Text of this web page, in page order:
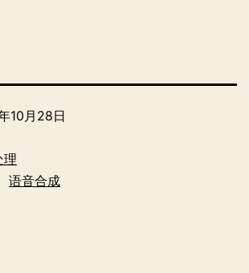
10月28日
理
语音合成